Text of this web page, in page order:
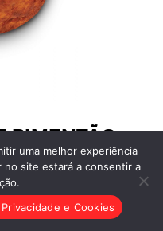
PIMENTÃO
uma melhor experiência
no site estará a consentir a
e Cookies